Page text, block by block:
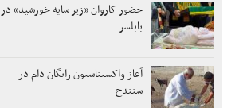
حضور کاروان «زیر سایه خورشید» در
بابلسر
آغاز واکسیناسیون رایگان دام در
سنندج